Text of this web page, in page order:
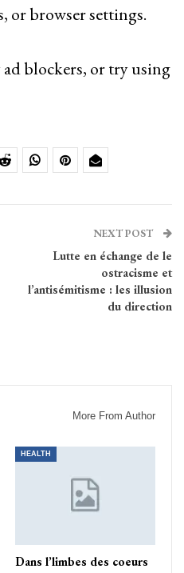
or browser settings.
blockers, or try using
NEXT POST
Lutte en échange de le
ostracisme et
l’antisémitisme : les illusion
du direction
More From Author
HEALTH
Dans l’limbes des coeurs